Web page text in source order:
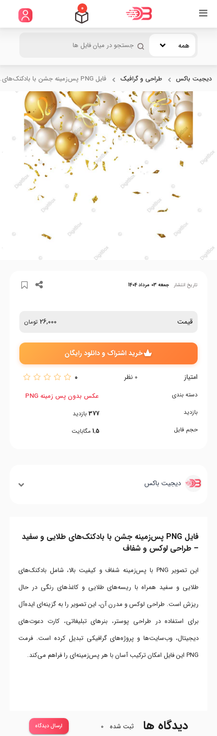
0
همه
دیجیت باکس طراحی و گرافیک فایل PNG پس‌زمینه جشن با بادکنک‌های...
تاریخ انتشار جمعه 03 مرداد 1404
قیمت 26,000 تومان
خرید اشتراک و دانلود رایگان
امتیاز 0 نظر 0
دسته بندی
بازدید
حجم فایل
عکس بدون پس زمینه PNG
377 بازدید
1.5 مگابایت
دیجیت باکس
فایل PNG پس‌زمینه جشن با بادکنک‌های طلایی و سفید
– طراحی لوکس و شفاف
این تصویر PNG با پس‌زمینه شفاف و کیفیت بالا، شامل بادکنک‌های
طلایی و سفید همراه با ریسه‌های طلایی و کاغذهای رنگی در حال
ریزش است. طراحی لوکس و مدرن آن، این تصویر را به گزینه‌ای ایده‌آل
برای استفاده در طراحی پوستر، بنرهای تبلیغاتی، کارت دعوت‌های
دیجیتال، وب‌سایت‌ها و پروژه‌های گرافیکی تبدیل کرده است. فرمت
PNG این فایل امکان ترکیب آسان با هر پس‌زمینه‌ای را فراهم می‌کند.
دیدگاه ها ثبت شده 0 ارسال دیدگاه